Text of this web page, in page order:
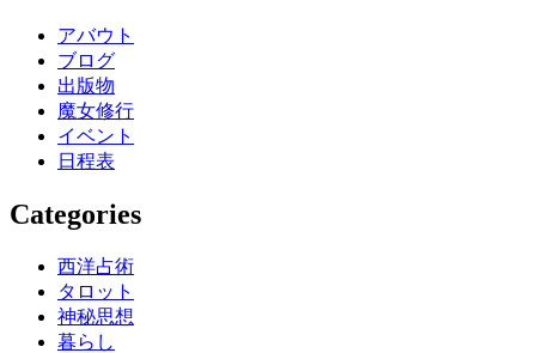
アバウト
ブログ
出版物
魔女修行
イベント
日程表
Categories
西洋占術
タロット
神秘思想
暮らし